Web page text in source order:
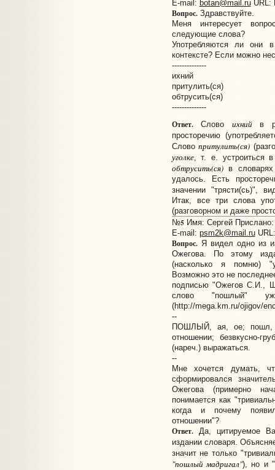
E-mail: botan@mail.ruURL:
Вопрос.Здравствуйте.
Меня интересует
следующие слова?
Употребляются ли они
контексте? Если можно
--------------
ихний
притулить(ся)
обтрусить(ся)
--------------
Ответ.Слово ихнийв
просторечию
Словопритулить(ся)
уголке, т. е. устроиться
обтрусить(ся)в словарях
удалось. Есть
значении "трясти(сь)",
Итак, все три слова
(разговорном и даже
№5Имя: Сергей Прислано:
E-mail: psm2k@mail.ru
Вопрос.Я видел одно из
Ожегова. По этому
(насколько я помню)
Возможно это не
подписью "Ожегов С.И.,
слово "пошлый"
(http://mega.km.ru/ojigov/
--
ПОШЛЫЙ, ая, ое; пошл,
отношении; безвкусно-
(нареч.) выражаться.
--
Мне хочется думать,
сформировался
Ожегова (примерно
понимается как
когда и почему
отношении"?
Ответ.Да, цитируемое
издании словаря.
значит не только
"пошлый мадригал"), но и